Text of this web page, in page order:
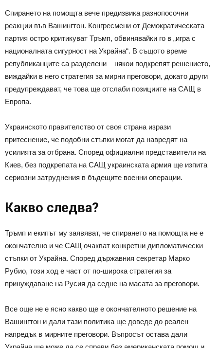
Спирането на помощта вече предизвика разнопосочни
реакции във Вашингтон. Конгресмени от Демократическата
партия остро критикуват Тръмп, обвинявайки го в „игра с
националната сигурност на Украйна“. В същото време
републиканците са разделени – някои подкрепят решението,
виждайки в него стратегия за мирни преговори, докато други
предупреждават, че това ще отслаби позициите на САЩ в
Европа.
Украинското правителство от своя страна изрази
притеснение, че подобни стъпки могат да навредят на
усилията за отбрана. Според официални представители на
Киев, без подкрепата на САЩ украинската армия ще изпита
сериозни затруднения в бъдещите военни операции.
Какво следва?
Тръмп и екипът му заявяват, че спирането на помощта не е
окончателно и че САЩ очакват конкретни дипломатически
стъпки от Украйна. Според държавния секретар Марко
Рубио, този ход е част от по-широка стратегия за
принуждаване на Русия да седне на масата за преговори.
Все още не е ясно какво ще е окончателното решение на
Вашингтон и дали тази политика ще доведе до реален
напредък в мирните преговори. Въпросът остава дали